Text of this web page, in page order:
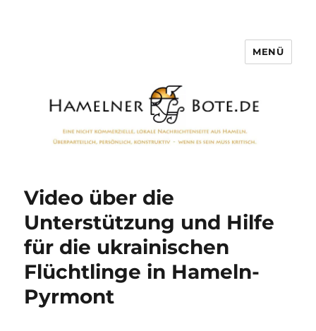
MENÜ
Video über die
Unterstützung und Hilfe
für die ukrainischen
Flüchtlinge in Hameln-
Pyrmont